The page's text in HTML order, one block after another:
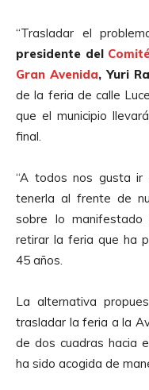
“Trasladar el
presidente del
Gran Avenida, Yuri
de la feria de calle
que el municipio
final.
“A todos nos gusta
tenerla al frente de
sobre lo
retirar la feria que ha
45 años.
La alternativa
trasladar la feria a la
de dos cuadras hacia
ha sido acogida de